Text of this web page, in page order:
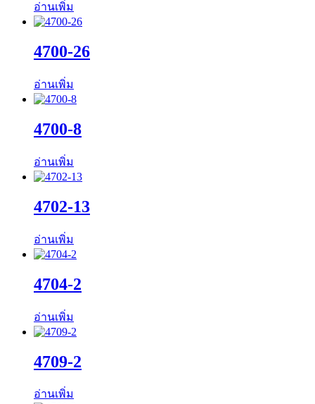
อ่านเพิ่ม
4700-26
อ่านเพิ่ม
4700-8
อ่านเพิ่ม
4702-13
อ่านเพิ่ม
4704-2
อ่านเพิ่ม
4709-2
อ่านเพิ่ม